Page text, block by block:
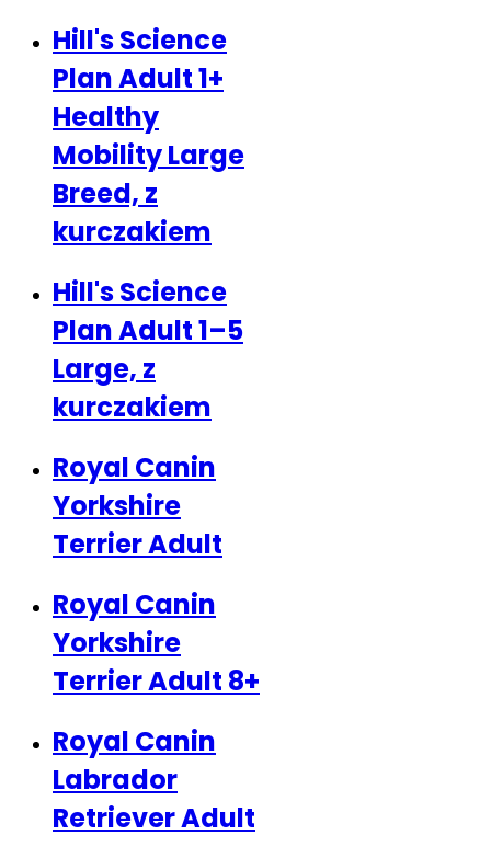
Hill's Science
Plan Adult 1+
Healthy
Mobility Large
Breed, z
kurczakiem
Hill's Science
Plan Adult 1–5
Large, z
kurczakiem
Royal Canin
Yorkshire
Terrier Adult
Royal Canin
Yorkshire
Terrier Adult 8+
Royal Canin
Labrador
Retriever Adult